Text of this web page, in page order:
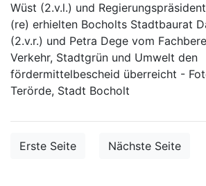
Wüst (2.v.l.) und
(re) erhielten Bocholts Stadtbaurat
(2.v.r.) und Petra Dege vom
Verkehr, Stadtgrün und Umwelt den
fördermittelbescheid überreicht -
Terörde, Stadt Bocholt
Erste Seite Nächste Seite